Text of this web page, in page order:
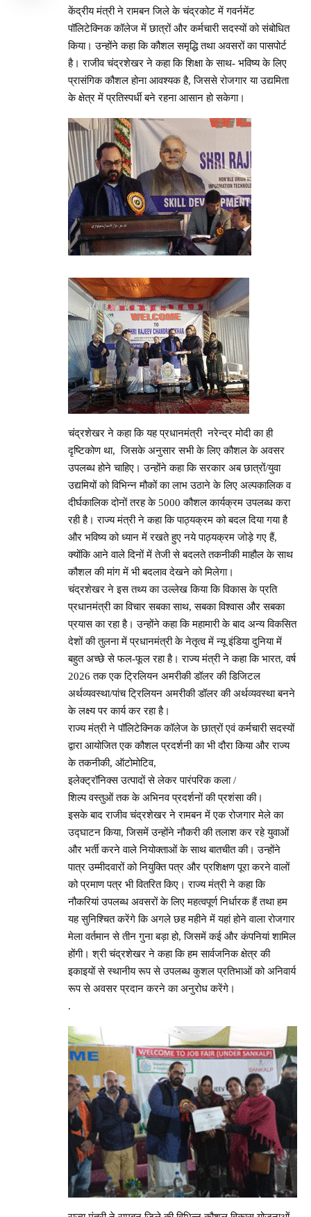
केंद्रीय मंत्री ने रामबन जिले के चंद्रकोट में गवर्नमेंट
पॉलिटेक्निक कॉलेज में छात्रों और कर्मचारी सदस्यों को संबोधित
किया। उन्होंने कहा कि कौशल समृद्धि तथा अवसरों का पासपोर्ट
है। राजीव चंद्रशेखर ने कहा कि शिक्षा के साथ- भविष्य के लिए
प्रासंगिक कौशल होना आवश्यक है, जिससे रोजगार या उद्यमिता
के क्षेत्र में प्रतिस्पर्धी बने रहना आसान हो सकेगा।
चंद्रशेखर ने कहा कि यह प्रधानमंत्री नरेन्द्र मोदी का ही
दृष्टिकोण था, जिसके अनुसार सभी के लिए कौशल के अवसर
उपलब्ध होने चाहिए। उन्होंने कहा कि सरकार अब छात्रों/युवा
उद्यमियों को विभिन्न मौकों का लाभ उठाने के लिए अल्पकालिक व
दीर्घकालिक दोनों तरह के 5000 कौशल कार्यक्रम उपलब्ध करा
रही है। राज्य मंत्री ने कहा कि पाठ्यक्रम को बदल दिया गया है
और भविष्य को ध्यान में रखते हुए नये पाठ्यक्रम जोड़े गए हैं,
क्योंकि आने वाले दिनों में तेजी से बदलते तकनीकी माहौल के साथ
कौशल की मांग में भी बदलाव देखने को मिलेगा।
चंद्रशेखर ने इस तथ्य का उल्लेख किया कि विकास के प्रति
प्रधानमंत्री का विचार सबका साथ, सबका विश्वास और सबका
प्रयास का रहा है। उन्होंने कहा कि महामारी के बाद अन्य विकसित
देशों की तुलना में प्रधानमंत्री के नेतृत्व में न्यू इंडिया दुनिया में
बहुत अच्छे से फल-फूल रहा है। राज्य मंत्री ने कहा कि भारत, वर्ष
2026 तक एक ट्रिलियन अमरीकी डॉलर की डिजिटल
अर्थव्यवस्था/पांच ट्रिलियन अमरीकी डॉलर की अर्थव्यवस्था बनने
के लक्ष्य पर कार्य कर रहा है।
राज्य मंत्री ने पॉलिटेक्निक कॉलेज के छात्रों एवं कर्मचारी सदस्यों
द्वारा आयोजित एक कौशल प्रदर्शनी का भी दौरा किया और राज्य
के तकनीकी, ऑटोमोटिव,
इलेक्ट्रॉनिक्स उत्पादों से लेकर पारंपरिक कला /
शिल्प वस्तुओं तक के अभिनव प्रदर्शनों की प्रशंसा की।
इसके बाद राजीव चंद्रशेखर ने रामबन में एक रोजगार मेले का
उद्घाटन किया, जिसमें उन्होंने नौकरी की तलाश कर रहे युवाओं
और भर्ती करने वाले नियोक्ताओं के साथ बातचीत की। उन्होंने
पात्र उम्मीदवारों को नियुक्ति पत्र और प्रशिक्षण पूरा करने वालों
को प्रमाण पत्र भी वितरित किए। राज्य मंत्री ने कहा कि
नौकरियां उपलब्ध अवसरों के लिए महत्वपूर्ण निर्धारक हैं तथा हम
यह सुनिश्चित करेंगे कि अगले छह महीने में यहां होने वाला रोजगार
मेला वर्तमान से तीन गुना बड़ा हो, जिसमें कई और कंपनियां शामिल
होंगी। श्री चंद्रशेखर ने कहा कि हम सार्वजनिक क्षेत्र की
इकाइयों से स्थानीय रूप से उपलब्ध कुशल प्रतिभाओं को अनिवार्य
रूप से अवसर प्रदान करने का अनुरोध करेंगे।
.